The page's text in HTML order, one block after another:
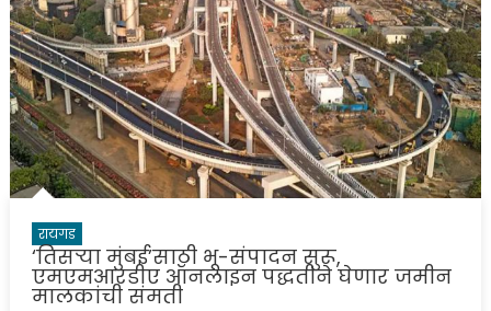
रायगड
‘तिसऱ्या मुंबई’साठी भू-संपादन सुरू,
एमएमआरडीए ऑनलाइन पद्धतीने घेणार जमीन
मालकांची संमती